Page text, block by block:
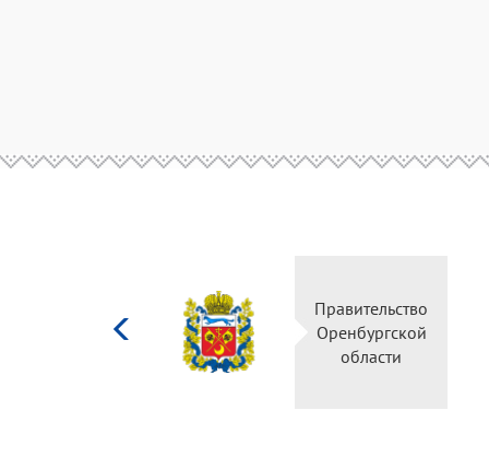
Министерство
культуры
Российской
федерации